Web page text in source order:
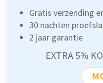
Gratis verzending
30 nachten
2 jaar garantie
EXTRA 5%